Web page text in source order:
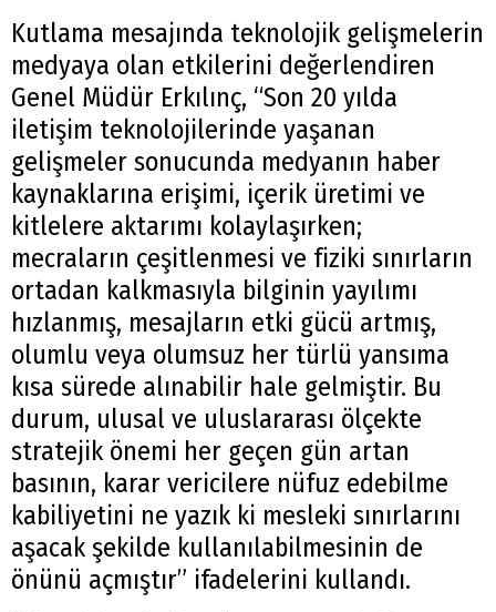
Kutlama mesajında teknolojik gelişmelerin
medyaya olan etkilerini değerlendiren
Genel Müdür Erkılınç, “Son 20 yılda
iletişim teknolojilerinde yaşanan
gelişmeler sonucunda medyanın haber
kaynaklarına erişimi, içerik üretimi ve
kitlelere aktarımı kolaylaşırken;
mecraların çeşitlenmesi ve fiziki sınırların
ortadan kalkmasıyla bilginin yayılımı
hızlanmış, mesajların etki gücü artmış,
olumlu veya olumsuz her türlü yansıma
kısa sürede alınabilir hale gelmiştir. Bu
durum, ulusal ve uluslararası ölçekte
stratejik önemi her geçen gün artan
basının, karar vericilere nüfuz edebilme
kabiliyetini ne yazık ki mesleki sınırlarını
aşacak şekilde kullanılabilmesinin de
önünü açmıştır” ifadelerini kullandı.